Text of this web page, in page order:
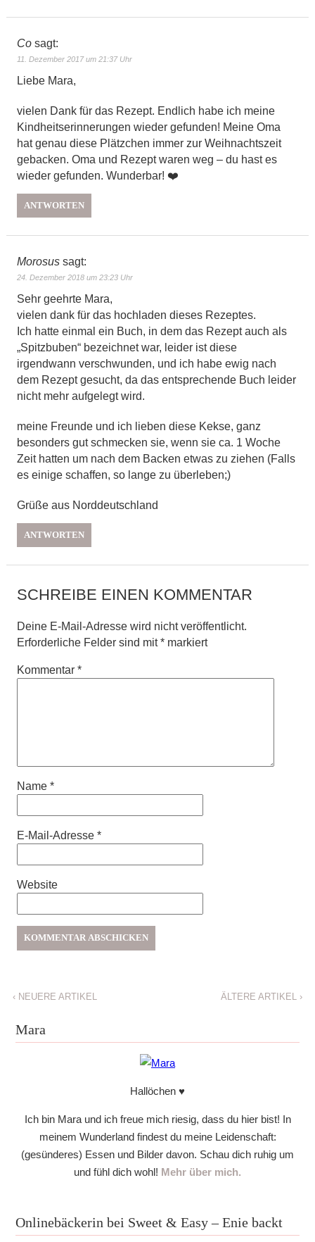
Co sagt:
11. Dezember 2017 um 21:37 Uhr
Liebe Mara,
vielen Dank für das Rezept. Endlich habe ich meine
Kindheitserinnerungen wieder gefunden! Meine Oma
hat genau diese Plätzchen immer zur Weihnachtszeit
gebacken. Oma und Rezept waren weg – du hast es
wieder gefunden. Wunderbar! ❤️
ANTWORTEN
Morosus sagt:
24. Dezember 2018 um 23:23 Uhr
Sehr geehrte Mara,
vielen dank für das hochladen dieses Rezeptes.
Ich hatte einmal ein Buch, in dem das Rezept auch als
„Spitzbuben“ bezeichnet war, leider ist diese
irgendwann verschwunden, und ich habe ewig nach
dem Rezept gesucht, da das entsprechende Buch leider
nicht mehr aufgelegt wird.
meine Freunde und ich lieben diese Kekse, ganz
besonders gut schmecken sie, wenn sie ca. 1 Woche
Zeit hatten um nach dem Backen etwas zu ziehen (Falls
es einige schaffen, so lange zu überleben;)
Grüße aus Norddeutschland
ANTWORTEN
SCHREIBE EINEN KOMMENTAR
Deine E-Mail-Adresse wird nicht veröffentlicht.
Erforderliche Felder sind mit*markiert
Kommentar *
Name *
E-Mail-Adresse *
Website
‹NEUERE ARTIKEL ÄLTERE ARTIKEL ›
Mara
Hallöchen ♥
Ich bin Mara und ich freue mich riesig, dass du hier bist! In
meinem Wunderland findest du meine Leidenschaft:
(gesünderes) Essen und Bilder davon. Schau dich ruhig um
und fühl dich wohl! Mehr über mich.
Onlinebäckerin bei Sweet & Easy – Enie backt